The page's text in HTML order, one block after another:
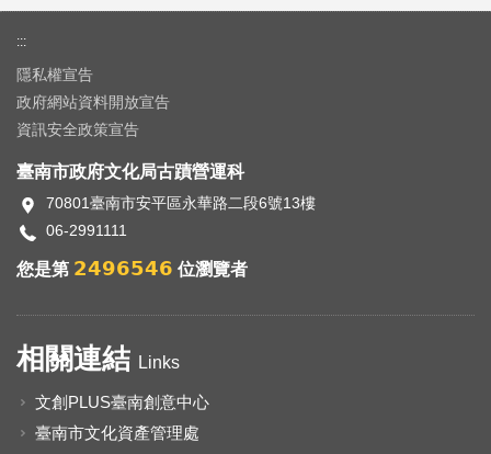
:::
隱私權宣告
政府網站資料開放宣告
資訊安全政策宣告
臺南市政府文化局古蹟營運科
70801臺南市安平區永華路二段6號13樓
06-2991111
您是第 2496546 位瀏覽者
相關連結 Links
文創PLUS臺南創意中心
臺南市文化資產管理處